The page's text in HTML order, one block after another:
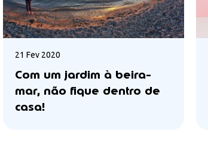
21 Fev 2020
Com um jardim à beira-
mar, não fique dentro de
casa!